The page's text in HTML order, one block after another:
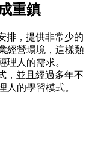
重鎮
排，提供非常少的
經營環境，這樣類
理人的需求。
，並且經過多年不
人的學習模式。